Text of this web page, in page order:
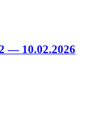
— 10.02.2026